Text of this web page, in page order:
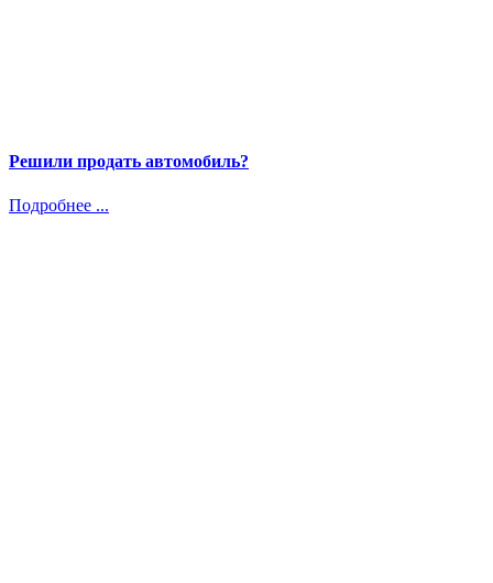
Решили продать автомобиль?
Подробнее ...